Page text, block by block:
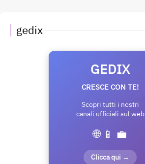
gedix
GEDIX
CRESCE CON TE!
Scopri tutti i nostri
canali ufficiali sul web
🌐 📱 💼
Clicca qui →